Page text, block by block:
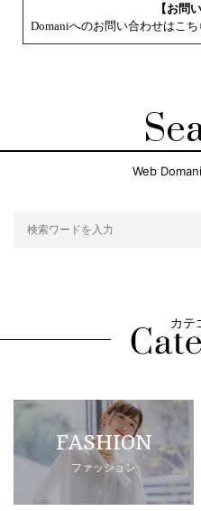
【お問
Domaniへのお問い合わせはこち
Web
カテ
FASHION
ファッション